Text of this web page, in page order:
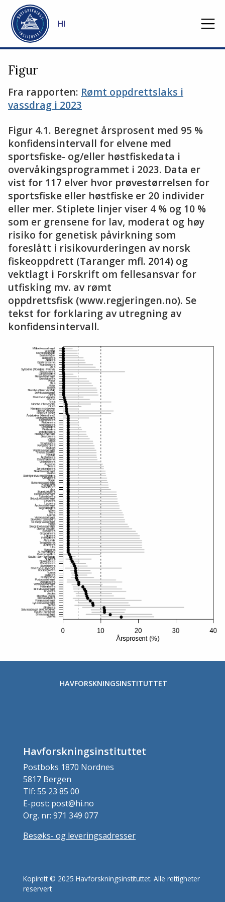
Gå til hovedinnhold
HI
Figur
Fra rapporten: Rømt oppdrettslaks i
vassdrag i 2023
Figur 4.1. Beregnet årsprosent med 95 %
konfidensintervall for elvene med
sportsfiske- og/eller høstfiskedata i
overvåkingsprogrammet i 2023. Data er
vist for 117 elver hvor prøvestørrelsen for
sportsfiske eller høstfiske er 20 individer
eller mer. Stiplete linjer viser 4 % og 10 %
som er grensene for lav, moderat og høy
risiko for genetisk påvirkning som
foreslått i risikovurderingen av norsk
fiskeoppdrett (Taranger mfl. 2014) og
vektlagt i Forskrift om fellesansvar for
utfisking mv. av rømt
oppdrettsfisk (www.regjeringen.no). Se
tekst for forklaring av utregning av
konfidensintervall.
Stopp
HAVFORSKNINGSINSTITUTTET
Havforskningsinstituttet
Postboks 1870 Nordnes
5817 Bergen
Tlf: 55 23 85 00
E-post: post@hi.no
Org. nr: 971 349 077
Besøks- og leveringsadresser
Kopirett © 2025 Havforskningsinstituttet. Alle rettigheter
reservert